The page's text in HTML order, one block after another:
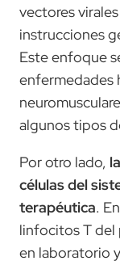
vectores
instrucciones
Este enfoque
enfermedades
algunos tipos
Por otro lado,
células del
terapéutica.
linfocitos T del
en laboratorio